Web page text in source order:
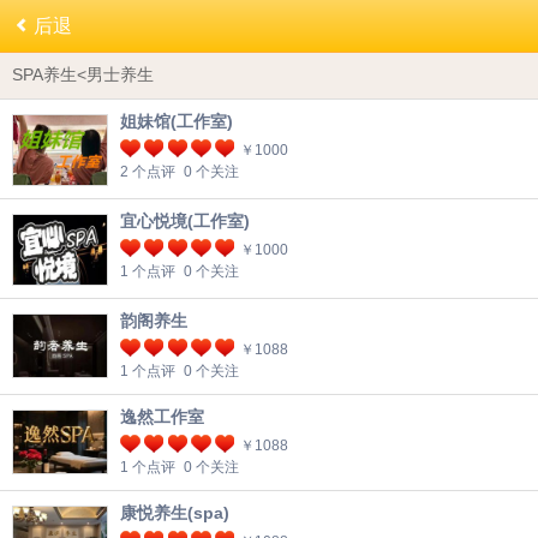
后退
SPA养生<男士养生
姐妹馆(工作室)
￥1000
2 个点评 0 个关注
宜心悦境(工作室)
￥1000
1 个点评 0 个关注
韵阁养生
￥1088
1 个点评 0 个关注
逸然工作室
￥1088
1 个点评 0 个关注
康悦养生(spa)